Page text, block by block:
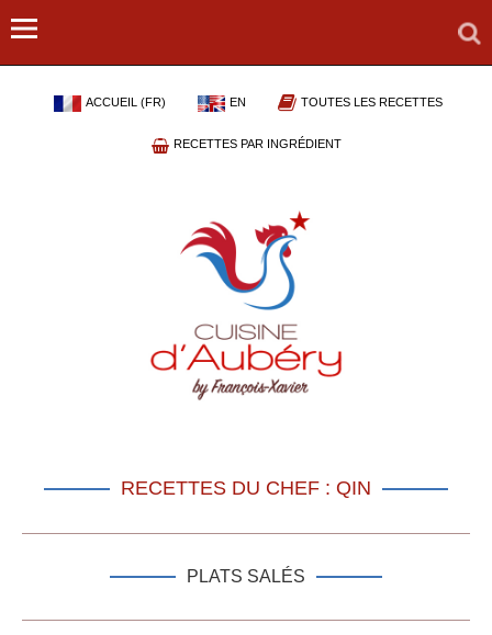
ACCUEIL (FR) EN TOUTES LES RECETTES
RECETTES PAR INGRÉDIENT
RECETTES DU CHEF : QIN
PLATS SALÉS